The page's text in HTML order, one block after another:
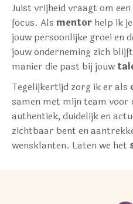
Juist vrijheid vraagt om
focus. Als mentor help ik
jouw persoonlijke groei en
jouw onderneming zich
manier die past bij jouw
Tegelijkertijd zorg ik er als
samen met mijn team
authentiek, duidelijk en
zichtbaar bent en
wensklanten. Laten we het